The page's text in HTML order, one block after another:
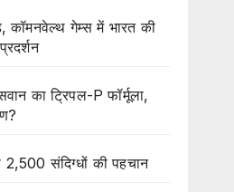
कॉमनवेल्थ गेम्स में भारत की
का ट्रिपल-P फॉर्मूला,
संदिग्धों की पहचान